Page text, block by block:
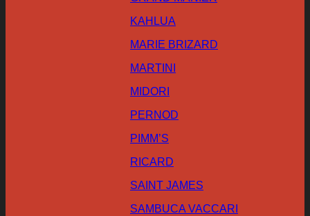
KAHLUA
MARIE BRIZARD
MARTINI
MIDORI
PERNOD
PIMM’S
RICARD
SAINT JAMES
SAMBUCA VACCARI